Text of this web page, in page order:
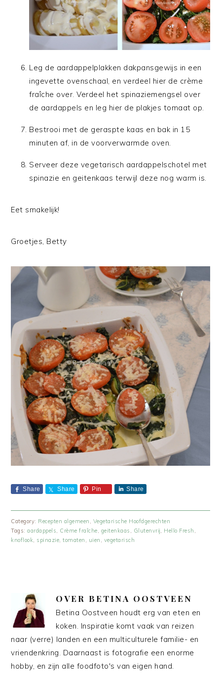
Leg de aardappelplakken dakpansgewijs in een
ingevette ovenschaal, en verdeel hier de crème
fraîche over. Verdeel het spinaziemengsel over
de aardappels en leg hier de plakjes tomaat op.
Bestrooi met de geraspte kaas en bak in 15
minuten af, in de voorverwarmde oven.
Serveer deze vegetarisch aardappelschotel met
spinazie en geitenkaas terwijl deze nog warm is.
Eet smakelijk!
Groetjes, Betty
Share Share Pin Share
Category: Recepten algemeen , Vegetarische Hoofdgerechten
Tags:aardappels, Crème fraîche, geitenkaas , Glutenvrij, Hello Fresh ,
knoflook, spinazie,tomaten , uien , vegetarisch
OVER BETINA OOSTVEEN
Betina Oostveen houdt erg van eten en
koken. Inspiratie komt vaak van reizen
naar (verre) landen en een multiculturele familie- en
vriendenkring. Daarnaast is fotografie een enorme
hobby, en zijn alle foodfoto's van eigen hand.